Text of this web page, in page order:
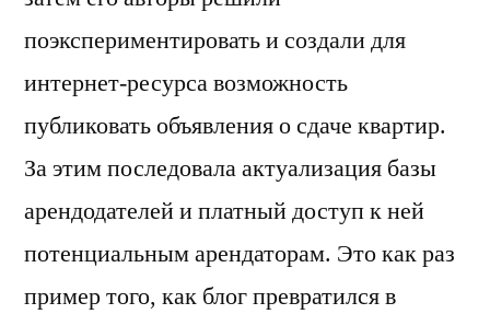
поэкспериментировать и создали для
интернет-ресурса возможность
публиковать объявления о сдаче квартир.
За этим последовала актуализация базы
арендодателей и платный доступ к ней
потенциальным арендаторам. Это как раз
пример того, как блог превратился в